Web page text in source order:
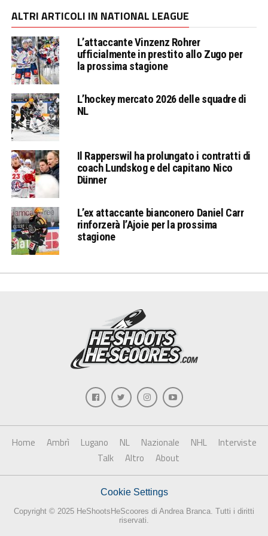
ALTRI ARTICOLI IN NATIONAL LEAGUE
L’attaccante Vinzenz Rohrer
ufficialmente in prestito allo Zugo per
la prossima stagione
L’hockey mercato 2026 delle squadre di
NL
Il Rapperswil ha prolungato i contratti di
coach Lundskog e del capitano Nico
Dünner
L’ex attaccante bianconero Daniel Carr
rinforzerà l’Ajoie per la prossima
stagione
Home Ambrì Lugano NL Nazionale NHL
Interviste
Talk
Altro About
Cookie Settings
Copyright © 2025 HeShootsHeScoores di Andrea Branca. Tutti i diritti
riservati.